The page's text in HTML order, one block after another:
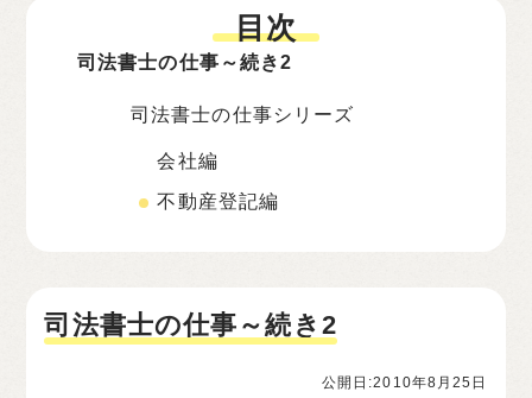
司法書士の仕事～続き2
公開日:2010年8月25日
目次
司法書士の仕事～続き2
司法書士の仕事シリーズ
会社編
不動産登記編